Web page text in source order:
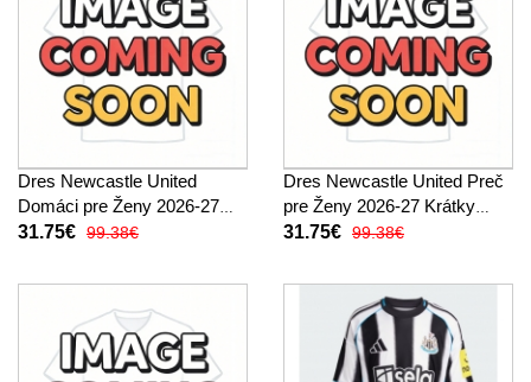
Dres Newcastle United
Domáci pre Ženy 2026-27
Krátky Rukáv
31.75€ 99.38€
Dres Newcastle United Preč
pre Ženy 2026-27 Krátky
Rukáv
31.75€ 99.38€